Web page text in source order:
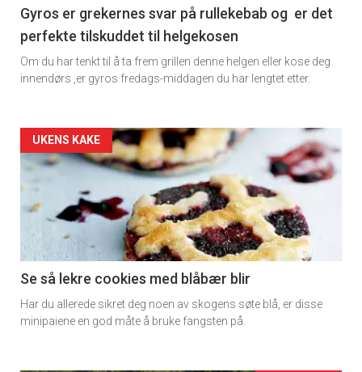
11
Dagens
rett
Gyros er grekernes svar på rullekebab og er det
perfekte tilskuddet til helgekosen
Om du har tenkt til å ta frem grillen denne helgen eller kose deg
innendørs ,er gyros fredags-middagen du har lengtet etter.
Artikler
detail
-
section
11
Ukens
UKENS KAKE
Se så lekre cookies med blåbær blir
Har du allerede sikret deg noen av skogens søte blå, er disse
minipaiene en god måte å bruke fangsten på.